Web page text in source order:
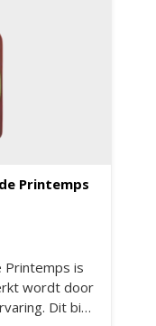
Printemps
Printemps is
wordt door
Dit bier